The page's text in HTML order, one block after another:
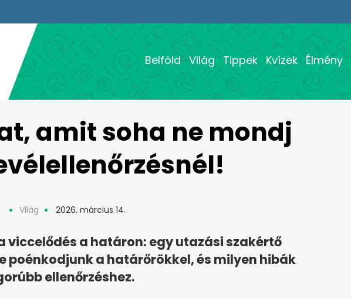
Belföld Világ Tippek Kvízek Élmény
amit soha ne mondj
Világ 2026. március 14.
viccelődés a határon: egy utazási szakértő
poénkodjunk a határőrökkel, és milyen hibák
ellenőrzéshez.